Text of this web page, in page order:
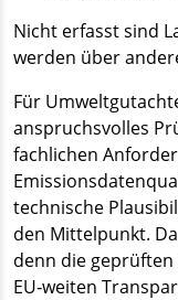
Nicht erfasst sind
werden über
Für
anspruchsvolles
fachlichen
technische
den Mittelpunkt.
denn die
EU‑weiten